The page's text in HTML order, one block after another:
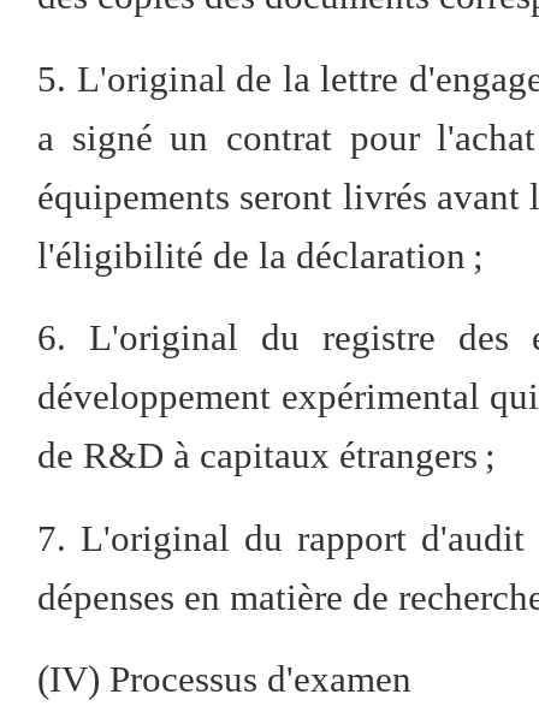
5. L'original de la lettre
a signé un contrat pour
équipements seront livrés avant
l'éligibilité de la déclaration ;
6. L'original du registre des
développement expérimental
de R&D à capitaux étrangers ;
7. L'original du rapport d'audit
dépenses en matière de
(IV) Processus d'examen